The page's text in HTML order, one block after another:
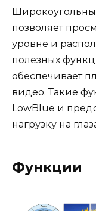
позволяет
уровне и
полезных
обеспечивает
видео. Такие
LowBlue и
нагрузку на
Функции